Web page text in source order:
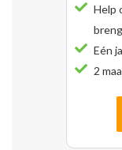
Help
Eén
2